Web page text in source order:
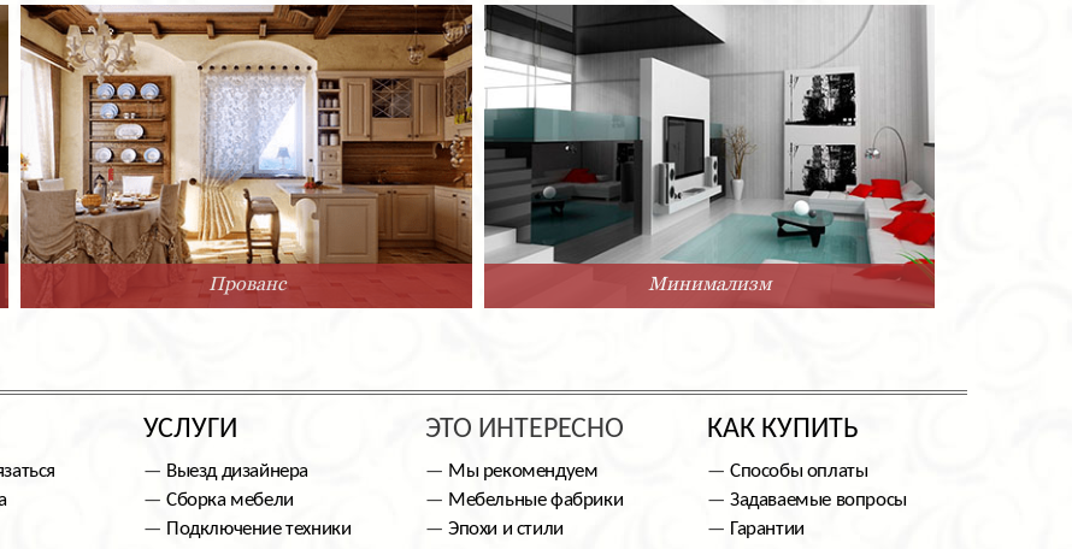
Прованс Минимализм
УСЛУГИ
Выезд дизайнера
Сборка мебели
Подключение техники
ЭТО ИНТЕРЕСНО
Мы рекомендуем
Мебельные фабрики
Эпохи и стили
КАК КУПИТЬ
Способы оплаты
Задаваемые вопросы
Гарантии